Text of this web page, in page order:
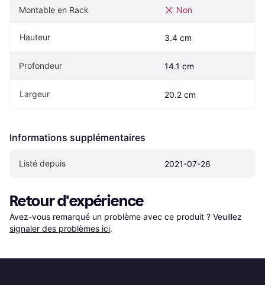
Montable en Rack Non
Hauteur 3.4 cm
Profondeur 14.1 cm
Largeur 20.2 cm
Informations supplémentaires
Listé depuis 2021-07-26
Retour d'expérience
Avez-vous remarqué un problème avec ce produit ? Veuillez
signaler des problèmes ici.